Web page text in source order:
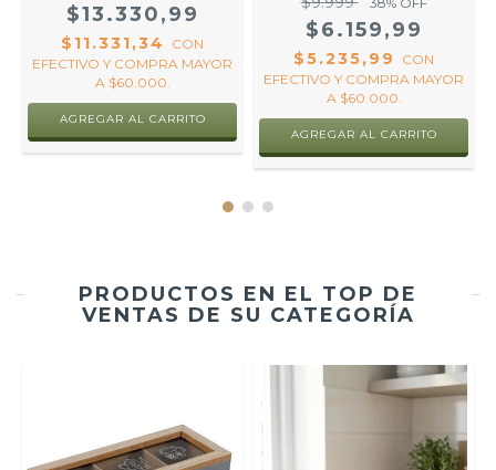
$13.330,99
$11.331,34
CON
EFECTIVO Y COMPRA MAYOR
A $60.000.
AGREGAR AL CARRITO
$6.159,99
$5.235,99
CON
EFECTIVO Y COMPRA MAYOR
A $60.000.
AGREGAR AL CARRITO
PRODUCTOS EN EL TOP DE
VENTAS DE SU CATEGORÍA